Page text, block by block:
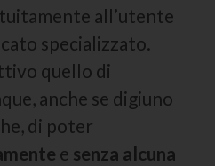
all’utente
specializzato.
quello di
anche se digiuno
di poter
e senza alcuna